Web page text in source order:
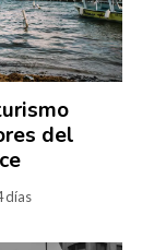
del
días